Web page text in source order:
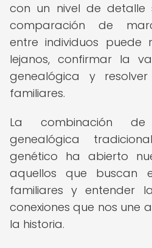
con un nivel de detalle
comparación de
entre individuos puede
lejanos, confirmar la
genealógica y
familiares.
La combinación de
genealógica
genético ha abierto
aquellos que buscan
familiares y entender
conexiones que nos une
la historia.